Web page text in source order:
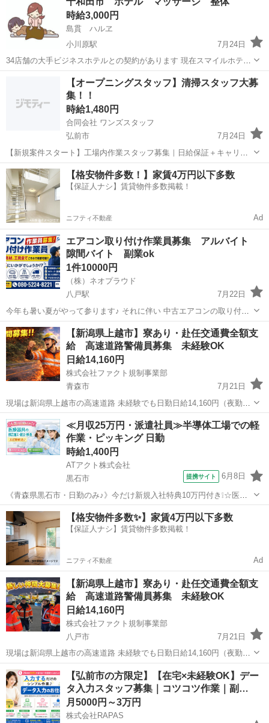
仕事☆ 人気の土・日・祝日休みでGW・お盆・年末年始は長期連休も
あり♪ 時給1,400円...時給3,000円
島貫 ハルヱ
小川原駅
7月24日
34店舗の大手ビジネスホテルとの契約があります 現在スマイルホテル
十和田に出張整体 マッサージ セラピストを募集します！ 未経験者
は在籍しているスタッフより研修を受けて頂きます！ スタイルに縛り
はなく、...
十和田市 小川原駅 その他 スタッフ
【オープニングスタッフ】清掃スタッフ大募
集！！
時給1,480円
合同会社 ワンズスタッフ
弘前市
7月24日
【新規案件スタート】工場内作業スタッフ募集｜日給保証＋キャリア
アップで高収入可能 この度、工場内業務の新規案件スタートに伴い、
オープニングスタッフを募集いたします！ ■仕事内容 工場内にて清掃
業務・軽作業を中心...
青森 弘前市 その他 スタッフ
【格安物件多数！】家賃4万円以下多数
【保証人ナシ】賃貸物件多数掲載！
ニフティ不動産 Ad
エアコン取り付け作業員募集 アルバイト
隙間バイト 副業ok
1件10000円
（株）ネオプラウド
八戸駅
7月22日
今年も暑い夏がやって参ります♪ それに伴い 中古エアコンの取り付け
需要が増しております。 この度追加で作業員を募集します👷 副業、隙
間バイトokです。 ご興味ある方はメッセージお待ちしております。 具
材、工具、消耗...
青森 八戸市 八戸駅 その他 隙間
【新潟県上越市】寮あり・赴任交通費全額支
給 高速道路警備員募集 未経験OK
日給14,160円
株式会社ファクト規制事業部
青森市
7月21日
現場は新潟県上越市の高速道路 未経験でも日勤日給14,160円（夜勤は
16,950円） 入社祝金総額30万円、給与前払制度あり（JOBPAY) 残業
多めの現場ですので、月35万円以上可です 地元から新潟県上越市ま...
青森 青森市 その他
≪月収25万円・派遣社員≫半導体工場での軽
作業・ピッキング 日勤
時給1,400円
ATアクト株式会社
黒石市
提携サイト 6月8日
《青森県黒石市・日勤のみ♪》今だけ新規入社特典10万円付き❕☆医療
用器具の部品加工・組立・検査のお仕事☆ 人気の土日祝日休みで
GW・お盆・年末年始は長期連休もあり♪ 時給1,400円！！昇給・賞
与・退職金制度制度あり♪♪ ...
青森 黒石市 その他
【格安物件多数✨】家賃4万円以下多数
【保証人ナシ】賃貸物件多数掲載！
ニフティ不動産 Ad
【新潟県上越市】寮あり・赴任交通費全額支
給 高速道路警備員募集 未経験OK
日給14,160円
株式会社ファクト規制事業部
八戸市
7月21日
現場は新潟県上越市の高速道路 未経験でも日勤日給14,160円（夜勤は
16,950円） 入社祝金総額30万円、給与前払制度あり（JOBPAY) 残業
多めの現場ですので、月35万円以上可です 地元から新潟県上越市ま...
青森 八戸市 その他 個室
【弘前市の方限定】【在宅×未経験OK】デー
タ入力スタッフ募集｜コツコツ作業｜副…
月5000円～3万円
株式会社RAPAS